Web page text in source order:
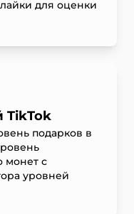
для оценки
TikTok
подарков в
монет с
уровней